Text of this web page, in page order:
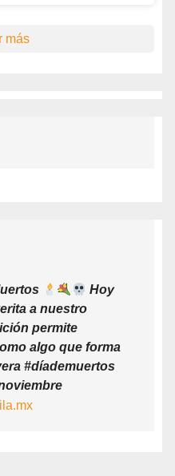
más
Hoy
a nuestro
permite
algo que forma
#díademuertos